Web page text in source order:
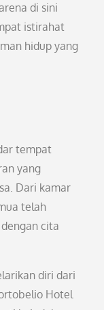
di sini
istirahat
hidup yang
tempat
yang
Dari kamar
telah
cita
diri dari
Hotel